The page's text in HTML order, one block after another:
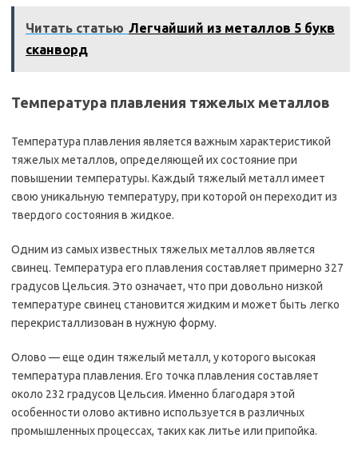
Читать статью Легчайший из металлов 5 букв
сканворд
Температура плавления тяжелых металлов
Температура плавления является важным характеристикой
тяжелых металлов, определяющей их состояние при
повышении температуры. Каждый тяжелый металл имеет
свою уникальную температуру, при которой он переходит из
твердого состояния в жидкое.
Одним из самых известных тяжелых металлов является
свинец. Температура его плавления составляет примерно 327
градусов Цельсия. Это означает, что при довольно низкой
температуре свинец становится жидким и может быть легко
перекристаллизован в нужную форму.
Олово — еще один тяжелый металл, у которого высокая
температура плавления. Его точка плавления составляет
около 232 градусов Цельсия. Именно благодаря этой
особенности олово активно используется в различных
промышленных процессах, таких как литье или припойка.